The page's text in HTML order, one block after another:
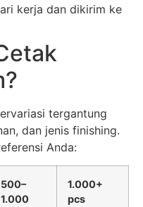
kerja dan dikirim ke
tergantung
dan jenis finishing.
Anda:
500–
1.000
1.000+
pcs